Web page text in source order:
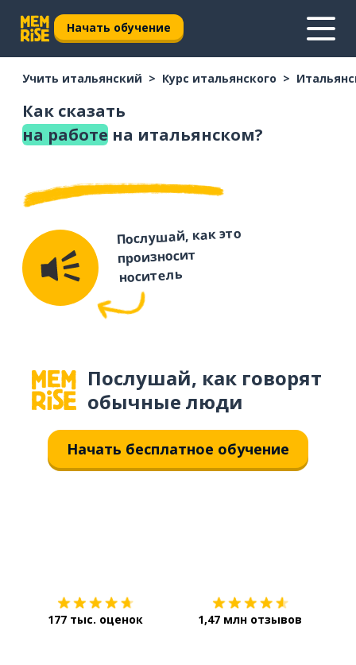
Начать обучение
Учить итальянский Курс итальянского
Как сказать
на работе на итальянском?
Послушай, как это
произносит
носитель
Послушай, как говорят
обычные люди
Начать бесплатное обучение
177 тыс. оценок 1,47 млн отзывов